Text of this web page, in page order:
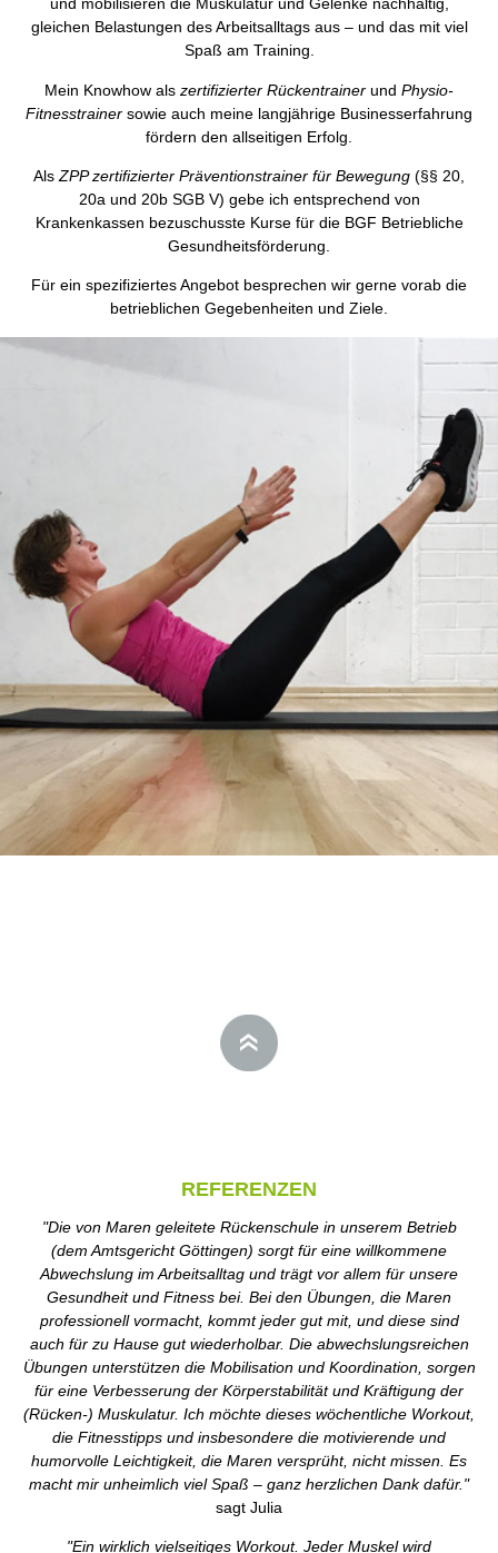
gleichen Belastungen des Arbeitsalltags aus – und das mit viel
Spaß am Training.
Mein Knowhow als zertifizierter Rückentrainer und Physio-
Fitnesstrainer sowie auch meine langjährige Businesserfahrung
fördern den allseitigen Erfolg.
Als ZPP zertifizierter Präventionstrainer für Bewegung (§§ 20,
20a und 20b SGB V) gebe ich entsprechend von
Krankenkassen bezuschusste Kurse für die BGF Betriebliche
Gesundheitsförderung.
Für ein spezifiziertes Angebot besprechen wir gerne vorab die
betrieblichen Gegebenheiten und Ziele.
REFERENZEN
"Die von Maren geleitete Rückenschule in unserem Betrieb
(dem Amtsgericht Göttingen) sorgt für eine willkommene
Abwechslung im Arbeitsalltag und trägt vor allem für unsere
Gesundheit und Fitness bei. Bei den Übungen, die Maren
professionell vormacht, kommt jeder gut mit, und diese sind
auch für zu Hause gut wiederholbar. Die abwechslungsreichen
Übungen unterstützen die Mobilisation und Koordination, sorgen
für eine Verbesserung der Körperstabilität und Kräftigung der
(Rücken-) Muskulatur. Ich möchte dieses wöchentliche Workout,
die Fitnesstipps und insbesondere die motivierende und
humorvolle Leichtigkeit, die Maren versprüht, nicht missen. Es
macht mir unheimlich viel Spaß – ganz herzlichen Dank dafür."
sagt Julia
"Ein wirklich vielseitiges Workout. Jeder Muskel wird